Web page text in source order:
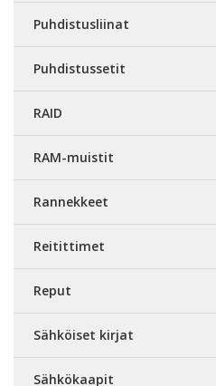
Puhdistusliinat
Puhdistussetit
RAID
RAM-muistit
Rannekkeet
Reitittimet
Reput
Sähköiset kirjat
Sähkökaapit